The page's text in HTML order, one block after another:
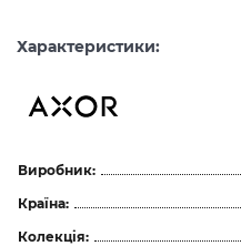
Характеристики:
Виробник:
Країна:
Колекція: